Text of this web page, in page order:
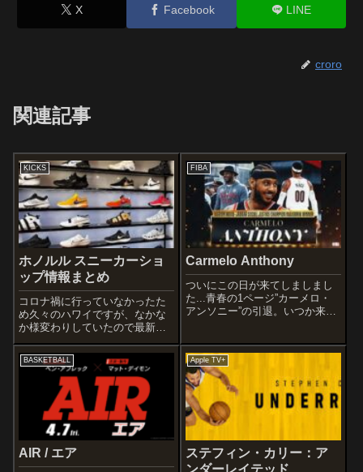
X Facebook LINE
croro
関連記事
KICKS
ホノルル スニーカーショ
ップ情報まとめ
コロナ禍に行っていなかったた
め久々のハワイですが、なかな
か様変わりしていたので最新ス
ニーカー情報記事を作成しまし
た！！ホノルル地区からChamps
が姿を消し、Flight23もいつの間
にやら無くなってしまいまし
た... お得意様だったのです...
FIBA
Carmelo Anthony
ついにこの日が来てしましまし
た...青春の1ページ”カーメロ・
アンソニー”の引退。いつか来る
10x NBA All-Star, 6x All-NBA
selection, 9th mo...
BASKETBALL
AIR / エア
Apple TV+
ステフィン・カリー：ア
ンダーレイテッド